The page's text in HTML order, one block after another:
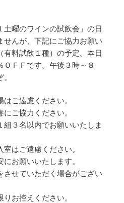
曜のワインの試飲会」の日
せんが、下記にご協力お願い
有料試飲１種）の予定。本日
ＦＦです。午後３時～８
ご遠慮ください。
ご協力ください。
組３名以内でお願いいたしま
はご遠慮ください。
お願いいたします。
させていただく場合がござい
お控えください。